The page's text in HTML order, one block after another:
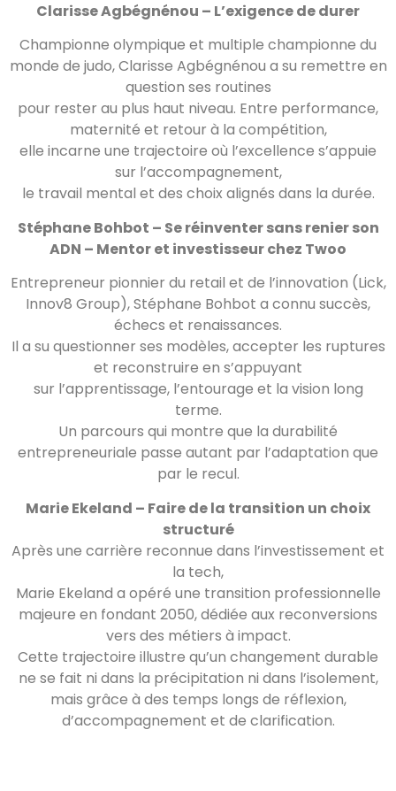
Clarisse Agbégnénou – L’exigence de durer
Championne olympique et multiple championne du
monde de judo, Clarisse Agbégnénou a su remettre en
question ses routines
pour rester au plus haut niveau. Entre performance,
maternité et retour à la compétition,
elle incarne une trajectoire où l’excellence s’appuie
sur l’accompagnement,
le travail mental et des choix alignés dans la durée.
Stéphane Bohbot – Se réinventer sans renier son
ADN – Mentor et investisseur chez Twoo
Entrepreneur pionnier du retail et de l’innovation (Lick,
Innov8 Group), Stéphane Bohbot a connu succès,
échecs et renaissances.
Il a su questionner ses modèles, accepter les ruptures
et reconstruire en s’appuyant
sur l’apprentissage, l’entourage et la vision long
terme.
Un parcours qui montre que la durabilité
entrepreneuriale passe autant par l’adaptation que
par le recul.
Marie Ekeland – Faire de la transition un choix
structuré
Après une carrière reconnue dans l’investissement et
la tech,
Marie Ekeland a opéré une transition professionnelle
majeure en fondant 2050, dédiée aux reconversions
vers des métiers à impact.
Cette trajectoire illustre qu’un changement durable
ne se fait ni dans la précipitation ni dans l’isolement,
mais grâce à des temps longs de réflexion,
d’accompagnement et de clarification.